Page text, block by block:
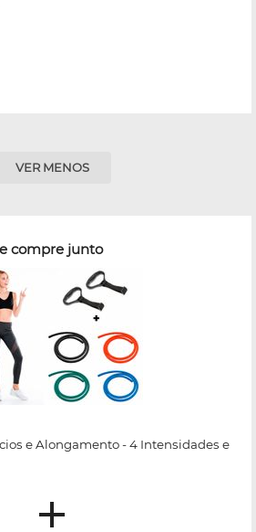
VER MENOS
compre junto
e Alongamento - 4 Intensidades e